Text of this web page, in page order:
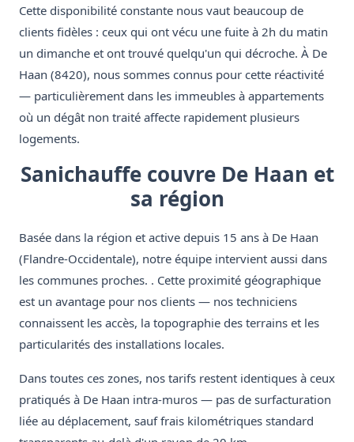
Cette disponibilité constante nous vaut beaucoup de
clients fidèles : ceux qui ont vécu une fuite à 2h du matin
un dimanche et ont trouvé quelqu'un qui décroche. À De
Haan (8420), nous sommes connus pour cette réactivité
— particulièrement dans les immeubles à appartements
où un dégât non traité affecte rapidement plusieurs
logements.
Sanichauffe couvre De Haan et
sa région
Basée dans la région et active depuis 15 ans à De Haan
(Flandre-Occidentale), notre équipe intervient aussi dans
les communes proches. . Cette proximité géographique
est un avantage pour nos clients — nos techniciens
connaissent les accès, la topographie des terrains et les
particularités des installations locales.
Dans toutes ces zones, nos tarifs restent identiques à ceux
pratiqués à De Haan intra-muros — pas de surfacturation
liée au déplacement, sauf frais kilométriques standard